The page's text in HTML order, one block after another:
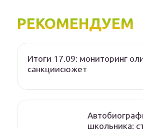
РЕКОМЕНДУЕМ
Итоги 17.09: мониторинг
санкциисюжет
школьника: